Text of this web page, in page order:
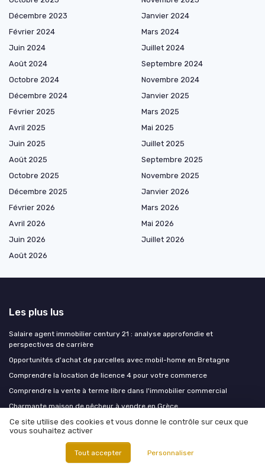
Décembre 2023
Janvier 2024
Février 2024
Mars 2024
Juin 2024
Juillet 2024
Août 2024
Septembre 2024
Octobre 2024
Novembre 2024
Décembre 2024
Janvier 2025
Février 2025
Mars 2025
Avril 2025
Mai 2025
Juin 2025
Juillet 2025
Août 2025
Septembre 2025
Octobre 2025
Novembre 2025
Décembre 2025
Janvier 2026
Février 2026
Mars 2026
Avril 2026
Mai 2026
Juin 2026
Juillet 2026
Août 2026
Les plus lus
Salaire agent immobilier century 21 : analyse approfondie et
perspectives de carrière
Opportunités d'achat de parcelles avec mobil-home en Bretagne
Comprendre la location de licence 4 pour votre commerce
Comprendre la vente à terme libre dans l'immobilier commercial
Charmante maison de pêcheur à vendre en Grèce
Les derniers articles
Le banc urbain durable : un levier discret mais stratégique pour
Ce site utilise des cookies et vous donne le contrôle sur ceux que
vous souhaitez activer
Tout accepter Personnaliser